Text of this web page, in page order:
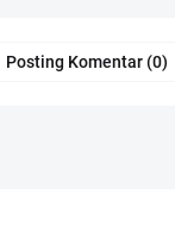
Posting Komentar (0)